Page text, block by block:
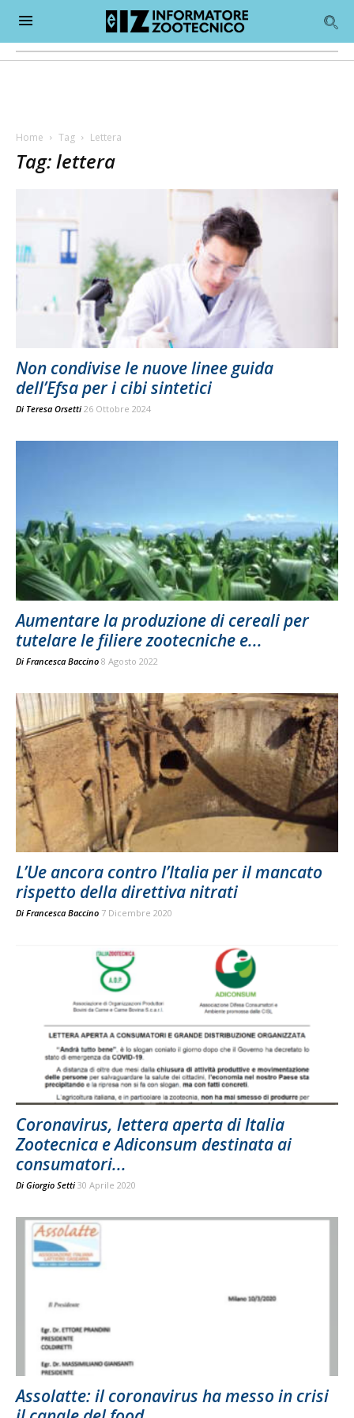
Home Tag Lettera
Tag: lettera
Non condivise le nuove linee guida
dell’Efsa per i cibi sintetici
Di Teresa Orsetti 26 Ottobre 2024
Aumentare la produzione di cereali per
tutelare le filiere zootecniche e...
Di Francesca Baccino 8 Agosto 2022
L’Ue ancora contro l’Italia per il mancato
rispetto della direttiva nitrati
Di Francesca Baccino 7 Dicembre 2020
Coronavirus, lettera aperta di Italia
Zootecnica e Adiconsum destinata ai
consumatori...
Di Giorgio Setti 30 Aprile 2020
Assolatte: il coronavirus ha messo in crisi